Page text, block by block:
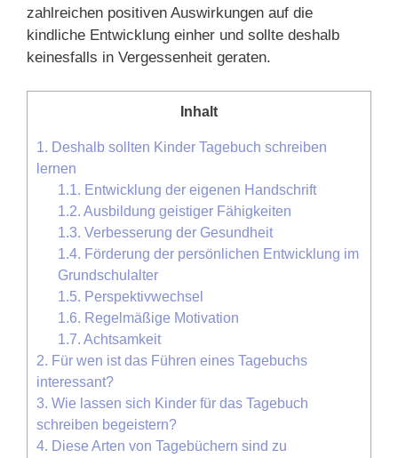
zahlreichen positiven Auswirkungen auf die
kindliche Entwicklung einher und sollte deshalb
keinesfalls in Vergessenheit geraten.
Inhalt
1. Deshalb sollten Kinder Tagebuch schreiben
lernen
1.1. Entwicklung der eigenen Handschrift
1.2. Ausbildung geistiger Fähigkeiten
1.3. Verbesserung der Gesundheit
1.4. Förderung der persönlichen Entwicklung im
Grundschulalter
1.5. Perspektivwechsel
1.6. Regelmäßige Motivation
1.7. Achtsamkeit
2. Für wen ist das Führen eines Tagebuchs
interessant?
3. Wie lassen sich Kinder für das Tagebuch
schreiben begeistern?
4. Diese Arten von Tagebüchern sind zu